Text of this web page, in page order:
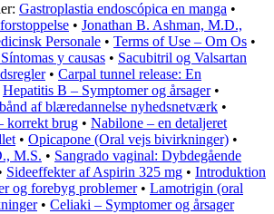
Gastroplastia endoscópica en manga •
• Jonathan B. Ashman, M.D.,
Personale • Terms of Use – Om Os •
y causas • Sacubitril og Valsartan
• Carpal tunnel release: En
Hepatitis B – Symptomer og årsager•
af blæredannelse nyhedsnetværk •
korrekt brug • Nabilone – en detaljeret
• Opicapone (Oral vejs bivirkninger) •
M.S. • Sangrado vaginal: Dybdegående
Sideeffekter af Aspirin 325 mg • Introduktion
og forebyg problemer• Lamotrigin (oral
• Celiaki – Symptomer og årsager